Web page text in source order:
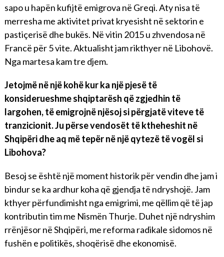
sapo u hapën kufijtë emigrova në Greqi. Aty nisa të
merresha me aktivitet privat kryesisht në sektorin e
pastiçerisë dhe bukës. Në vitin 2015 u zhvendosa në
Francë për 5 vite. Aktualisht jam rikthyer në Libohovë.
Nga martesa kam tre djem.
Jetojmë në një kohë kur ka një pjesë të
konsiderueshme shqiptarësh që zgjedhin të
largohen, të emigrojnë njësoj si përgjatë viteve të
tranzicionit. Ju përse vendosët të ktheheshit në
Shqipëri dhe aq më tepër në një qytezë të vogël si
Libohova?
Besoj se është një moment historik për vendin dhe jam i
bindur se ka ardhur koha që gjendja të ndryshojë. Jam
kthyer përfundimisht nga emigrimi, me qëllim që të jap
kontributin tim me Nismën Thurje. Duhet një ndryshim
rrënjësor në Shqipëri, me reforma radikale sidomos në
fushën e politikës, shoqërisë dhe ekonomisë.